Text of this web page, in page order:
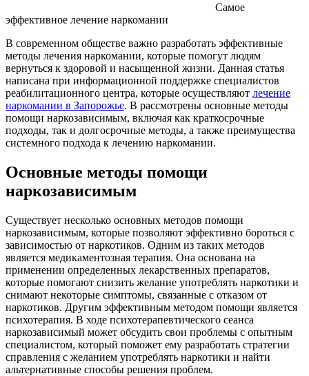
Самое
эффективное лечение наркомании
В современном обществе важно разработать эффективные
методы лечения наркомании, которые помогут людям
вернуться к здоровой и насыщенной жизни. Данная статья
написана при информационной поддержке специалистов
реабилитационного центра, которые осуществляют лечение
наркомании в Запорожье. В рассмотрены основные методы
помощи наркозависимым, включая как краткосрочные
подходы, так и долгосрочные методы, а также преимущества
системного подхода к лечению наркомании.
Основные методы помощи
наркозависимым
Существует несколько основных методов помощи
наркозависимым, которые позволяют эффективно бороться с
зависимостью от наркотиков. Одним из таких методов
является медикаментозная терапия. Она основана на
применении определенных лекарственных препаратов,
которые помогают снизить желание употреблять наркотики и
снимают некоторые симптомы, связанные с отказом от
наркотиков. Другим эффективным методом помощи является
психотерапия. В ходе психотерапевтического сеанса
наркозависимый может обсудить свои проблемы с опытным
специалистом, который поможет ему разработать стратегии
справления с желанием употреблять наркотики и найти
альтернативные способы решения проблем.